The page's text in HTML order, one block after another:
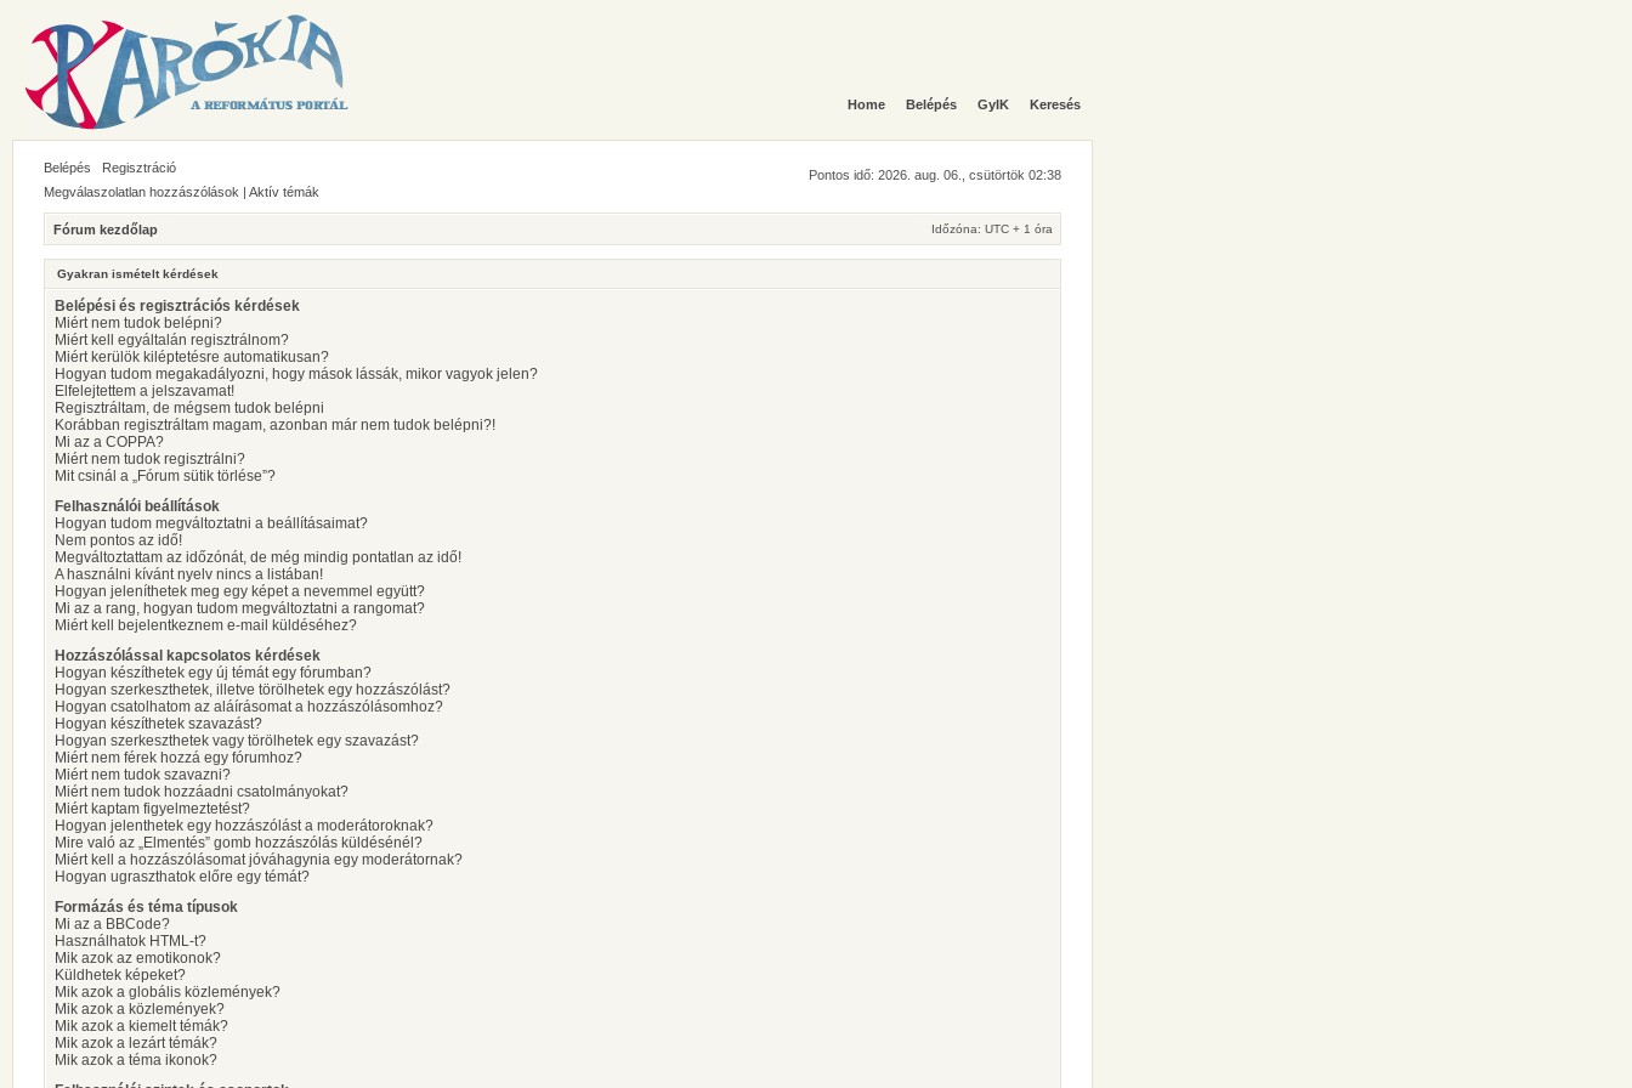
Home Belépés GyIK Keresés
Belépés Regisztráció
Pontos idő: 2026. aug. 06., csütörtök 02:38
Megválaszolatlan hozzászólások | Aktív témák
Fórum kezdőlap Időzóna: UTC + 1 óra
Gyakran ismételt kérdések
Belépési és regisztrációs kérdések
Miért nem tudok belépni?
Miért kell egyáltalán regisztrálnom?
Miért kerülök kiléptetésre automatikusan?
Hogyan tudom megakadályozni, hogy mások lássák, mikor vagyok jelen?
Elfelejtettem a jelszavamat!
Regisztráltam, de mégsem tudok belépni
Korábban regisztráltam magam, azonban már nem tudok belépni?!
Mi az a COPPA?
Miért nem tudok regisztrálni?
Mit csinál a „Fórum sütik törlése”?
Felhasználói beállítások
Hogyan tudom megváltoztatni a beállításaimat?
Nem pontos az idő!
Megváltoztattam az időzónát, de még mindig pontatlan az idő!
A használni kívánt nyelv nincs a listában!
Hogyan jeleníthetek meg egy képet a nevemmel együtt?
Mi az a rang, hogyan tudom megváltoztatni a rangomat?
Miért kell bejelentkeznem e-mail küldéséhez?
Hozzászólással kapcsolatos kérdések
Hogyan készíthetek egy új témát egy fórumban?
Hogyan szerkeszthetek, illetve törölhetek egy hozzászólást?
Hogyan csatolhatom az aláírásomat a hozzászólásomhoz?
Hogyan készíthetek szavazást?
Hogyan szerkeszthetek vagy törölhetek egy szavazást?
Miért nem férek hozzá egy fórumhoz?
Miért nem tudok szavazni?
Miért nem tudok hozzáadni csatolmányokat?
Miért kaptam figyelmeztetést?
Hogyan jelenthetek egy hozzászólást a moderátoroknak?
Mire való az „Elmentés” gomb hozzászólás küldésénél?
Miért kell a hozzászólásomat jóváhagynia egy moderátornak?
Hogyan ugraszthatok előre egy témát?
Formázás és téma típusok
Mi az a BBCode?
Használhatok HTML-t?
Mik azok az emotikonok?
Küldhetek képeket?
Mik azok a globális közlemények?
Mik azok a közlemények?
Mik azok a kiemelt témák?
Mik azok a lezárt témák?
Mik azok a téma ikonok?